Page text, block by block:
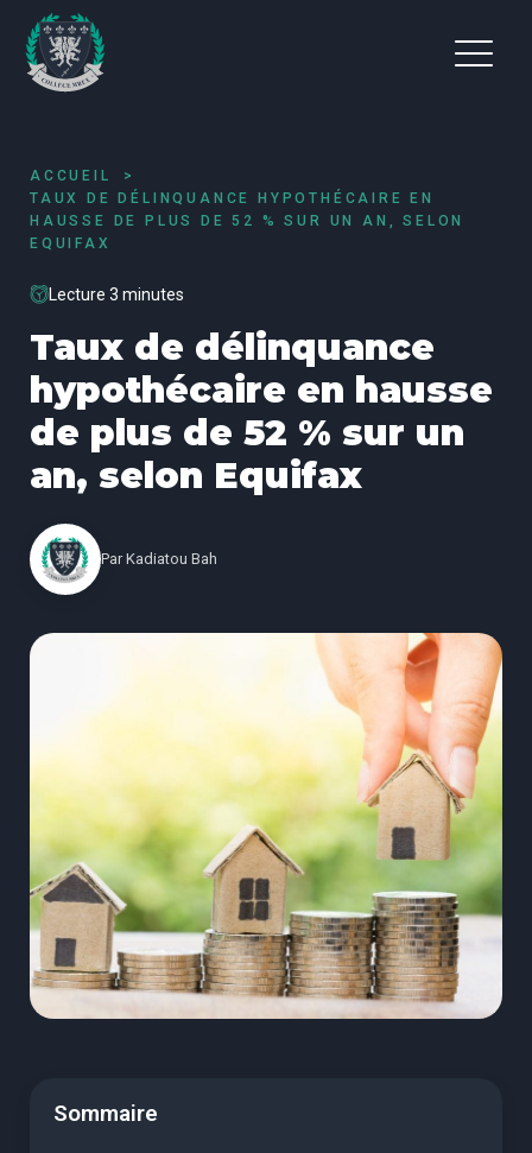
ACCUEIL
TAUX DE DÉLINQUANCE HYPOTHÉCAIRE EN
HAUSSE DE PLUS DE 52 % SUR UN AN, SELON
EQUIFAX
Lecture 3 minutes
Taux de délinquance
hypothécaire en hausse
de plus de 52 % sur un
an, selon Equifax
Par Kadiatou Bah
Sommaire